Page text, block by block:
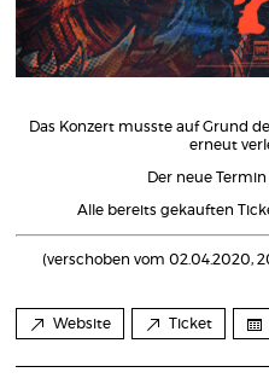
Das Konzert musste auf Grund
erneut
Der neue
Alle bereits gekauften
(verschoben vom 02.04.2020,
Website Ticket